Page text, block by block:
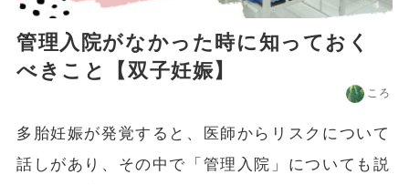
管理入院がなかった時に知っておく
べきこと【双子妊娠】
ころ
多胎妊娠が発覚すると、医師からリスクについて
話しがあり、その中で「管理入院」についても説